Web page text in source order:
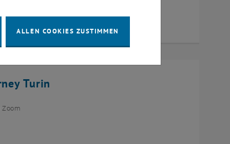
Turin
Zoom
ALLEN COOKIES ZUSTIMMEN